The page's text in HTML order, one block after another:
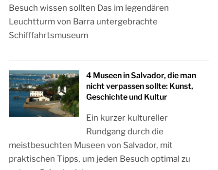
Besuch wissen sollten Das im legendären
Leuchtturm von Barra untergebrachte
Schifffahrtsmuseum
4 Museen in Salvador, die man
nicht verpassen sollte: Kunst,
Geschichte und Kultur
Ein kurzer kultureller
Rundgang durch die
meistbesuchten Museen von Salvador, mit
praktischen Tipps, um jeden Besuch optimal zu